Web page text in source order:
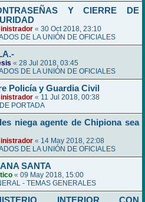
Y CIERRE DE
« 30 Oct 2018, 23:10
DE LA UNIÓN DE OFICIALES
« 28 Jul 2018, 03:45
DE LA UNIÓN DE OFICIALES
Policía y Guardia Civil
« 11 Jul 2018, 00:38
PORTADA
niega agente de Chipiona sea
« 14 May 2018, 22:08
DE LA UNIÓN DE OFICIALES
SANTA
« 09 May 2018, 15:00
- TEMAS GENERALES